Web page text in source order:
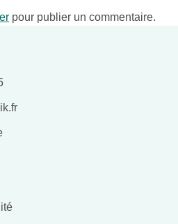
pour publier un commentaire.